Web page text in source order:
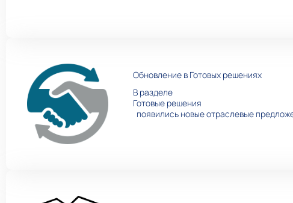
Обновление в Готовых решениях
В разделе
Готовые решения
появились новые отраслевые